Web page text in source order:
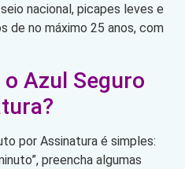
nacional, picapes leves e
de no máximo 25 anos, com
Azul Seguro
por Assinatura é simples:
preencha algumas